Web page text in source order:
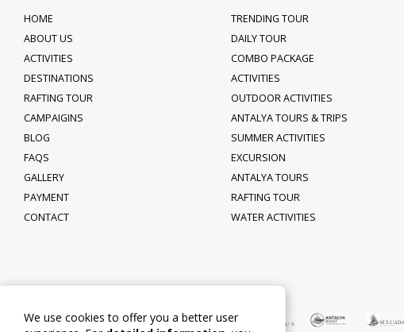
We use cookies to offer you a better user
HOME
ABOUT US
ACTIVITIES
DESTINATIONS
RAFTING TOUR
CAMPAIGINS
BLOG
FAQS
GALLERY
PAYMENT
CONTACT
TRENDING TOUR
DAILY TOUR
COMBO PACKAGE
ACTIVITIES
OUTDOOR ACTIVITIES
ANTALYA TOURS & TRIPS
SUMMER ACTIVITIES
EXCURSION
ANTALYA TOURS
RAFTING TOUR
WATER ACTIVITIES